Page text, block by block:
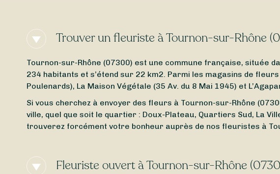
Trouver un fleuriste à Tournon-sur-Rhône
Tournon-sur-Rhône (07300) est une commune française, située
234 habitants et s’étend sur 22 km2. Parmi les magasins de
Poulenards), La Maison Végétale (35 Av. du 8 Mai 1945) et
Si vous cherchez à envoyer des fleurs à Tournon-sur-Rhône
ville, quel que soit le quartier : Doux-Plateau, Quartiers Sud, La
trouverez forcément votre bonheur auprès de nos fleuristes à
Fleuriste ouvert à Tournon-sur-Rhône